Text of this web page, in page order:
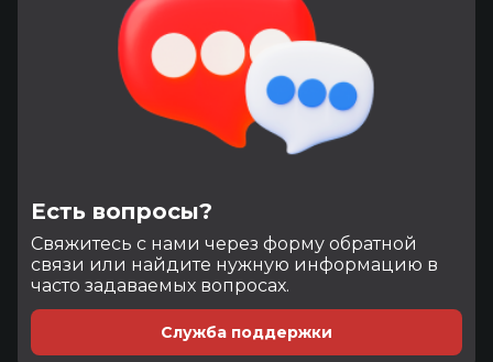
Есть вопросы?
Cвяжитесь с нами через форму обратной
связи или найдите нужную информацию в
часто задаваемых вопросах.
Служба поддержки